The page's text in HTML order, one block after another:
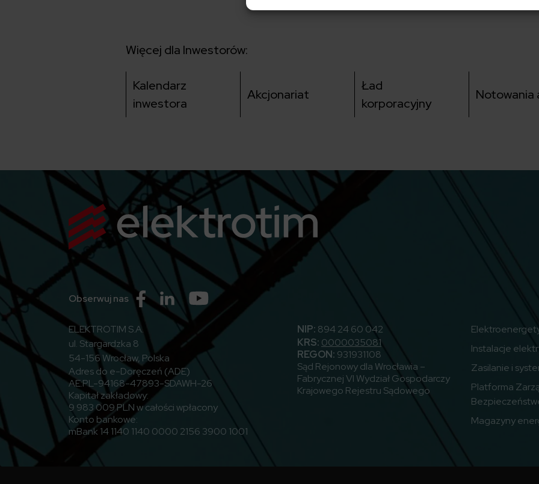
Więcej dla Inwestorów:
Kalendarz
inwestora
Akcjonariat
Ład
korporacyjny
Notowania
Obserwuj nas Przejdź do Facebook
Przejdź do LinkedinPrzejdź do Youtube
ELEKTROTIM S.A.
ul. Stargardzka 8
54-156 Wrocław, Polska
Adres do e-Doręczeń (ADE)
AE:PL-94168-47893-SDAWH-26
Kapitał zakładowy:
9 983 009 PLN w całości wpłacony
Konto bankowe:
mBank 14 1140 1140 0000 2156 3900 1001
NIP: 894 24 60 042
KRS: 0000035081
REGON: 931931108
Sąd Rejonowy dla Wrocławia –
Fabrycznej VI Wydział Gospodarczy
Krajowego Rejestru Sądowego
Instalacje
Zasilanie i
Platforma
Magazyny